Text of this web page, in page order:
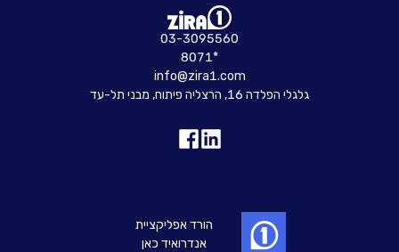
03-3095560
8071*
info@zira1.com
גלגלי הפלדה 16, הרצליה פיתוח, מבני תל-עד
הורד אפליקציית
אנדרואיד כאן